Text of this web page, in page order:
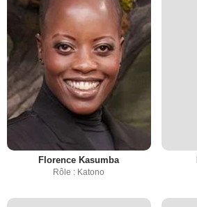
Florence Kasumba
Rôle : Katono